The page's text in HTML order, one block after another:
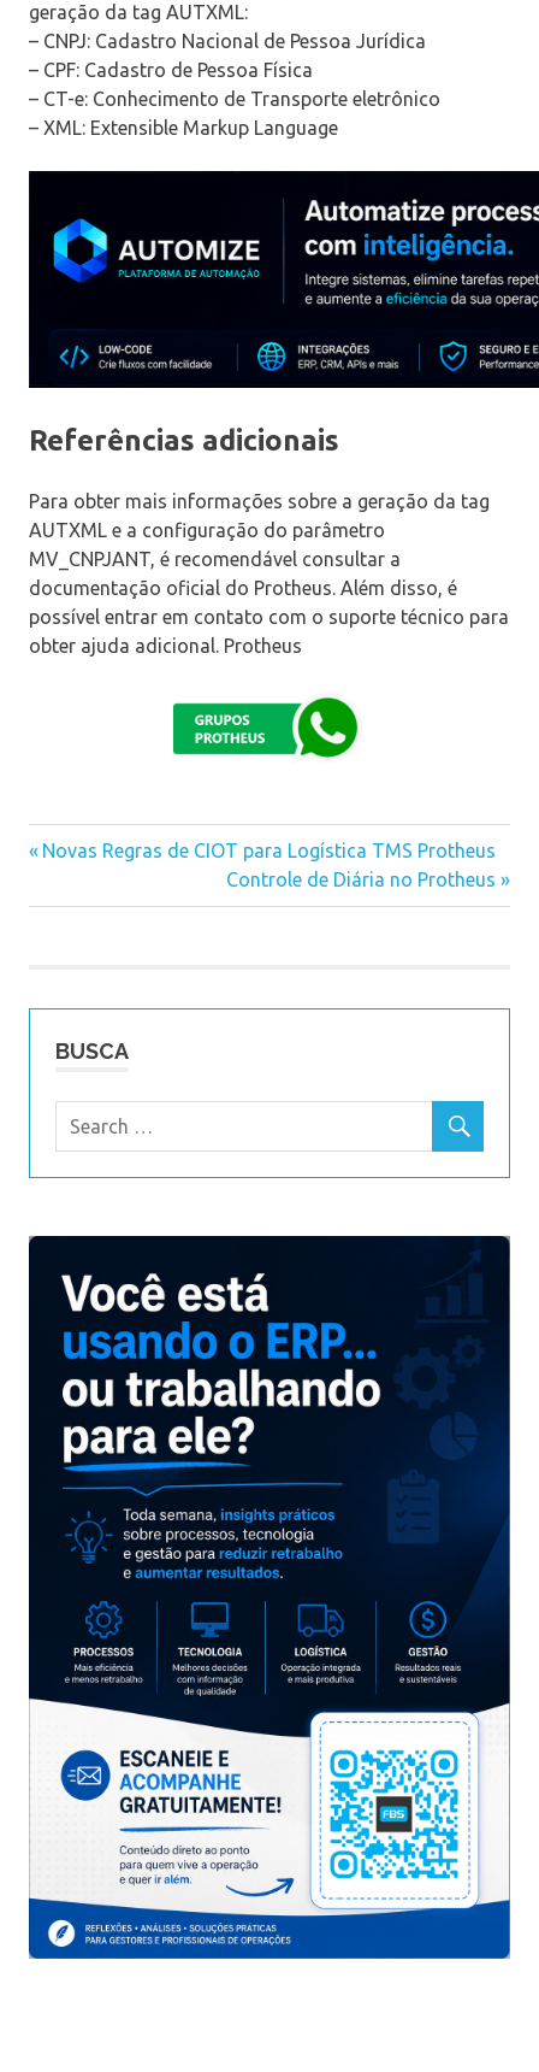
geração da tag AUTXML:
– CNPJ: Cadastro Nacional de Pessoa Jurídica
– CPF: Cadastro de Pessoa Física
– CT-e: Conhecimento de Transporte eletrônico
– XML: Extensible Markup Language
Referências adicionais
Para obter mais informações sobre a geração da tag
AUTXML e a configuração do parâmetro
MV_CNPJANT, é recomendável consultar a
documentação oficial do Protheus. Além disso, é
possível entrar em contato com o suporte técnico para
obter ajuda adicional. Protheus
Previous
Novas Regras de CIOT para Logística TMS Protheus
Next
Post:
Controle de Diária no Protheus
BUSCA